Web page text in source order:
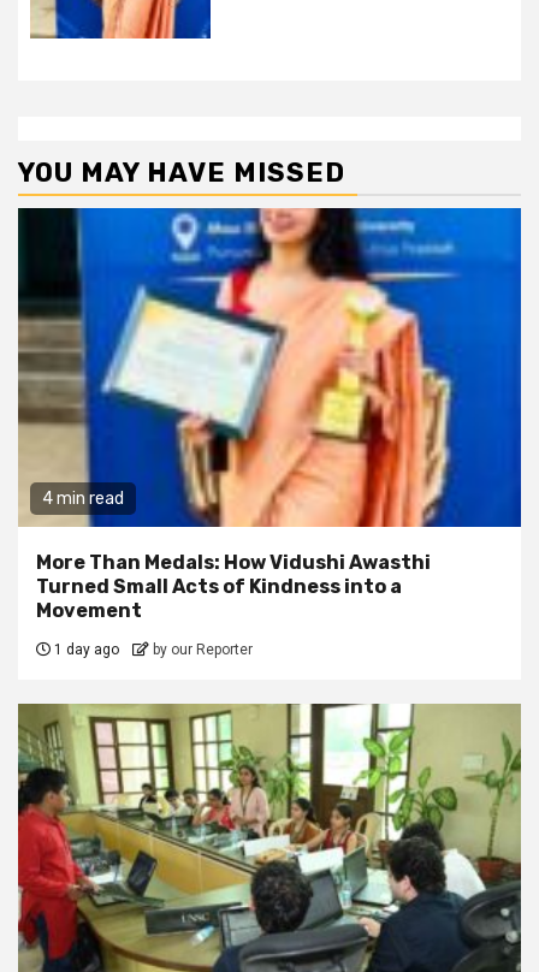
YOU MAY HAVE MISSED
4 min read
More Than Medals: How Vidushi Awasthi
Turned Small Acts of Kindness into a
Movement
1 day ago by our Reporter